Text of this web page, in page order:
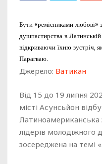
Бути «ремісниками любові»
душпастирства в
відкриваючи їхню зустріч,
Парагваю.
Джерело: Ватикан
Від 15 до 19 липня
місті Асунсьйон
Латиноамериканська
лідерів молодіжного
зосереджена на темі